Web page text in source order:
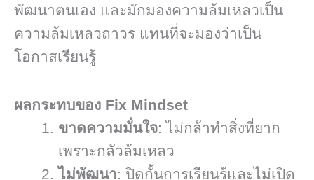
พัฒนาตนเอง และมักมองความล้มเหลวเป็น
ความล้มเหลวถาวร แทนที่จะมองว่าเป็น
โอกาสเรียนรู้
ผลกระทบของ Fix Mindset
ขาดความมั่นใจ: ไม่กล้าทำสิ่งที่ยาก
เพราะกลัวล้มเหลว
ไม่พัฒนา: ปิดกั้นการเรียนรู้และไม่เปิด